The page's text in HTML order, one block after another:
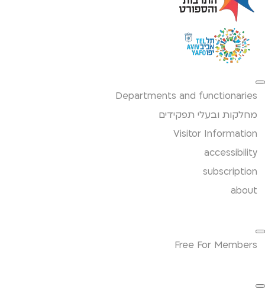
Departments and functionaries
מחלקות ובעלי תפקידים
Visitor Information
accessibility
subscription
about
Free For Members